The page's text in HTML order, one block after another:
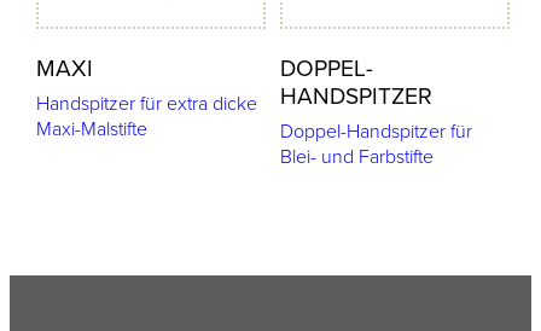
MAXI
Handspitzer für extra dicke
Maxi-Malstifte
DOPPEL-
HANDSPITZER
Doppel-Handspitzer für
Blei- und Farbstifte